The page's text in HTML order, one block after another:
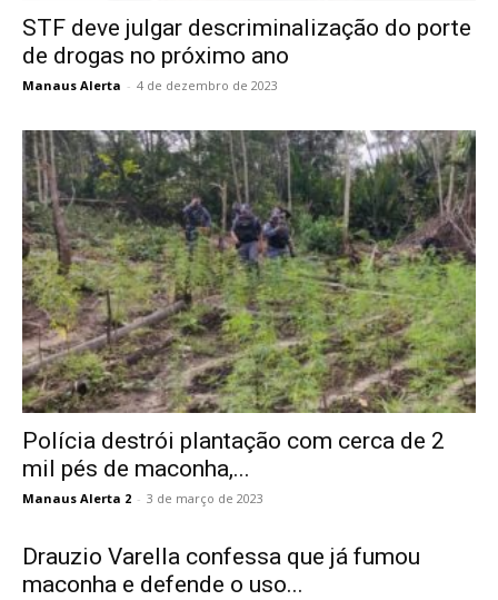
STF deve julgar descriminalização do porte
de drogas no próximo ano
Manaus Alerta - 4 de dezembro de 2023
Polícia destrói plantação com cerca de 2
mil pés de maconha,...
Manaus Alerta 2 - 3 de março de 2023
Drauzio Varella confessa que já fumou
maconha e defende o uso...